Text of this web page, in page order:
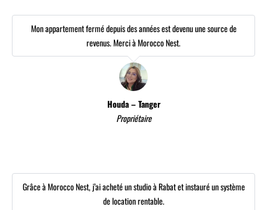
Mon appartement fermé depuis des années est devenu une source de
revenus. Merci à Morocco Nest.
Houda – Tanger
Propriétaire
Grâce à Morocco Nest, j’ai acheté un studio à Rabat et instauré un système
de location rentable.